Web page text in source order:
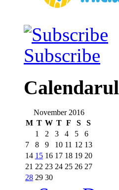
Subscribe
November 2016
M T W T F S
S
1
2 3 4 5
6
7
8 9 10 11 12 13
14 15 16 17 18 19 20
21 22 23 24 25 26 27
28 29 30